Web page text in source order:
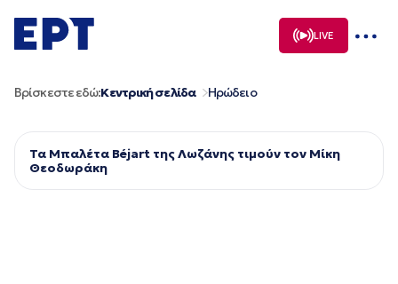
σε
περιεχόμενο
LIVE
Βρίσκεστε εδώ:Κεντρική σελίδα Ηρώδειο
Τα Μπαλέτα Béjart της Λωζάνης τιμούν τον Μίκη
Θεοδωράκη